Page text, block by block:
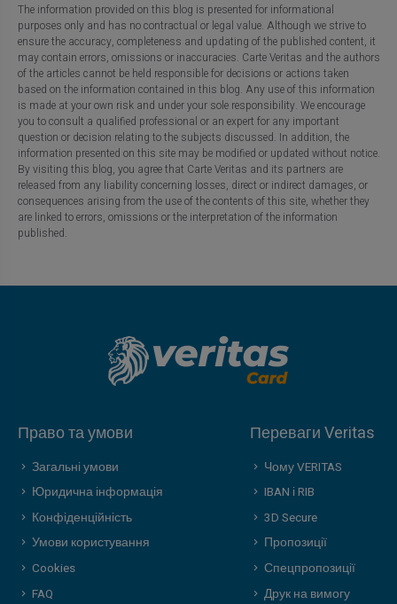
The information provided on this blog is presented for informational
purposes only and has no contractual or legal value. Although we strive to
ensure the accuracy, completeness and updating of the published content, it
may contain errors, omissions or inaccuracies. Carte Veritas and the authors
of the articles cannot be held responsible for decisions or actions taken
based on the information contained in this blog. Any use of this information
is made at your own risk and under your sole responsibility. We encourage
you to consult a qualified professional or an expert for any important
question or decision relating to the subjects discussed. In addition, the
information presented on this site may be modified or updated without notice.
By visiting this blog, you agree that Carte Veritas and its partners are
released from any liability concerning losses, direct or indirect damages, or
consequences arising from the use of the contents of this site, whether they
are linked to errors, omissions or the interpretation of the information
published.
Право та умови
Загальні умови
Юридична інформація
Конфіденційність
Умови користування
Cookies
FAQ
Переваги Veritas
Чому VERITAS
IBAN і RIB
3D Secure
Пропозиції
Спецпропозиції
Друк на вимогу